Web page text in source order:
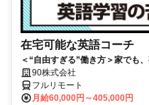
在宅可能な英語コーチ
＜“自由すぎる”働き方＞家でも
90株式会社
フルリモート
月給60,000円～405,000円